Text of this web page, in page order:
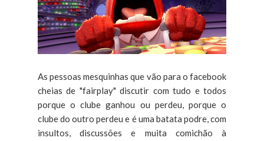
As pessoas mesquinhas que vão para o facebook
cheias de "fairplay" discutir com tudo e todos
porque o clube ganhou ou perdeu, porque o
clube do outro perdeu e é uma batata podre, com
insultos, discussões e muita comichão à